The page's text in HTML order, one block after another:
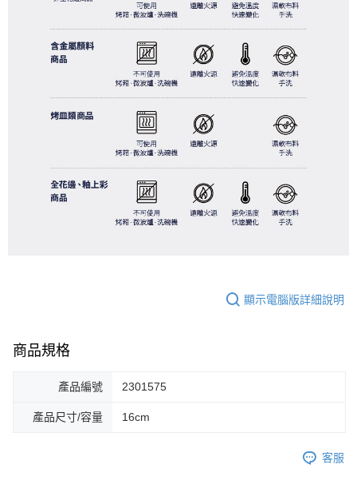
顯示電腦版詳細說明
商品規格
產品編號 2301575
產品尺寸/容量 16cm
客服